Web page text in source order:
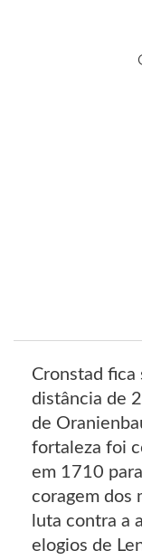
Cronstad fica
distância de
de
fortaleza foi
em 1710
coragem dos
luta contra a
elogios de